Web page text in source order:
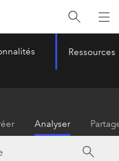
Ressources
Analyser